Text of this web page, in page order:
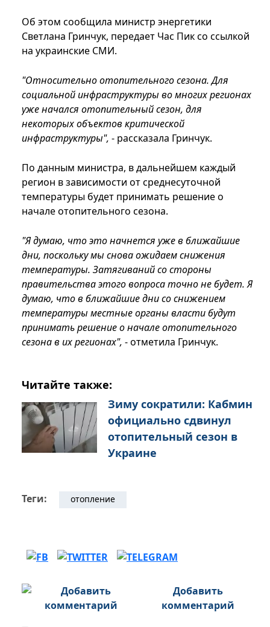
Об этом сообщила министр энергетики
Светлана Гринчук, передает Час Пик со ссылкой
на украинские СМИ.
"Относительно отопительного сезона. Для
социальной инфраструктуры во многих регионах
уже начался отопительный сезон, для
некоторых объектов критической
инфраструктуры", - рассказала Гринчук.
По данным министра, в дальнейшем каждый
регион в зависимости от среднесуточной
температуры будет принимать решение о
начале отопительного сезона.
"Я думаю, что это начнется уже в ближайшие
дни, поскольку мы снова ожидаем снижения
температуры. Затягиваний со стороны
правительства этого вопроса точно не будет. Я
думаю, что в ближайшие дни со снижением
температуры местные органы власти будут
принимать решение о начале отопительного
сезона в их регионах", - отметила Гринчук.
Читайте также:
Зиму сократили: Кабмин
официально сдвинул
отопительный сезон в
Украине
Теги: отопление
Добавить
комментарий